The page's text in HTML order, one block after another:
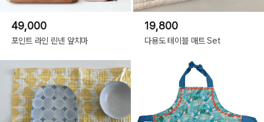
49,000
포인트 라인 린넨 앞치마
19,800
다용도 테이블 매트 Set